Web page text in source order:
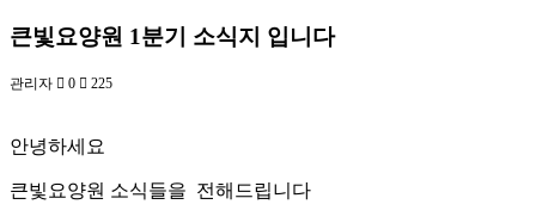
큰빛요양원 1분기 소식지 입니다
관리자 0 225
안녕하세요
큰빛요양원 소식들을 전해드립니다